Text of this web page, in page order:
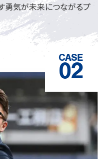
勇気が未来につながるプ
CASE
02